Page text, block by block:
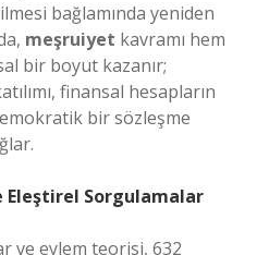
bağlamında yeniden
meşruiyet kavramı hem
bir boyut kazanır;
finansal hesapların
bir sözleşme
Eleştirel Sorgulamalar
ve eylem teorisi, 632